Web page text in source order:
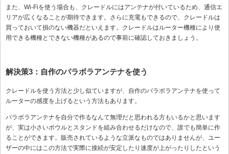
また、Wi-Fiを使う場合も、クレードルにはアンテナが付いているため、通信エ
リアが広くなることが期待できます。さらに充電もできるので、クレードルは
買っておいて損のない機器だといえます。クレードルはルーター機種により使
用できる機種とできない機種があるので事前に確認しておきましょう。
解決策3：自作のパラボラアンテナを使う
クレードルを使う方法と少し似ていますが、自作のパラボラアンテナを使って
ルーターの感度を上げるという方法もあります。
パラボラアンテナを自分で作るなんて無理だと思われる方もいるかと思います
が、実は小さいボウルとスタンドを組み合わせるだけなので、誰でも簡単に作
ることができます。販売されているような立派なものではありませんが、ユー
ザーの中にはこの方法で実際に接続が安定したり速度が上がったりしたという